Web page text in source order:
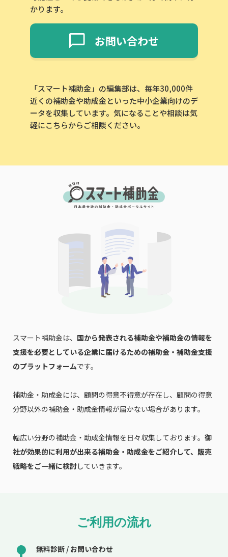
かります。
お問い合わせ
「スマート補助金」の編集部は、毎年30,000件
近くの補助金や助成金といった中小企業向けのデ
ータを収集しています。気になることや相談は気
軽にこちらからご相談ください。
スマート補助金は、 国から発表される補助金や補助金の情報を
支援を必要としている企業に届けるための補助金・補助金支援
のプラットフォームです。
補助金・助成金には、顧問の得意不得意が存在し、顧問の得意
分野以外の補助金・助成金情報が届かない場合があります。
幅広い分野の補助金・助成金情報を日々収集しております。 御
社が効果的に利用が出来る補助金・助成金をご紹介して、販売
戦略をご一緒に検討していきます。
ご利用の流れ
無料診断 / お問い合わせ